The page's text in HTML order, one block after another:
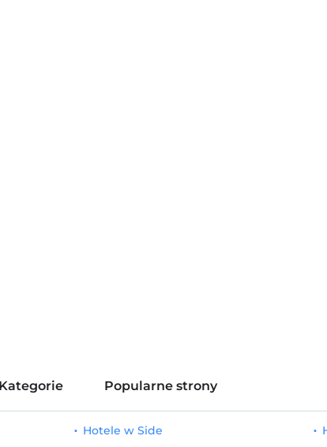
Kategorie Popularne strony
Hotele w Side